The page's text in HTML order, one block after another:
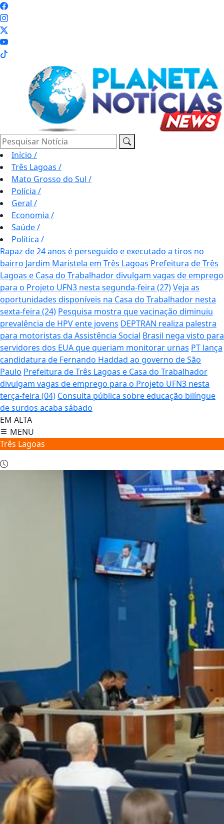
Pesquisar Notícia
Início /
Três Lagoas /
Mato Grosso do Sul /
Polícia /
Geral /
Economia /
Saúde/
Política /
Rapaz de 24 anos é perseguido e executado a tiros no
bairro Jardim Maristela em Três Lagoas Prefeitura de Três
Lagoas e Casa do Trabalhador divulgam vagas de emprego
para o Projeto UFN3 nesta segunda-feira (27)Veja as
oportunidades disponíveis na Casa do Trabalhador nesta
sexta-feira (24) Pesquisa mostra que vacinação diminuiu
prevalência de HPV ente jovens DEPTRAN realiza palestra
para motoristas da Assistência Social Brasil nega visto para
servidores dos EUA que queriam monitorar urnas PT lança
candidatura de Fernando Haddad ao governo de São
Paulo Prefeitura de Três Lagoas e Casa do Trabalhador
divulgam vagas de emprego para o Projeto UFN3 nesta
terça-feira (04) Consulta pública sobre educação bilíngue
de surdos acaba sábado
EM ALTA
MENU
Três Lagoas